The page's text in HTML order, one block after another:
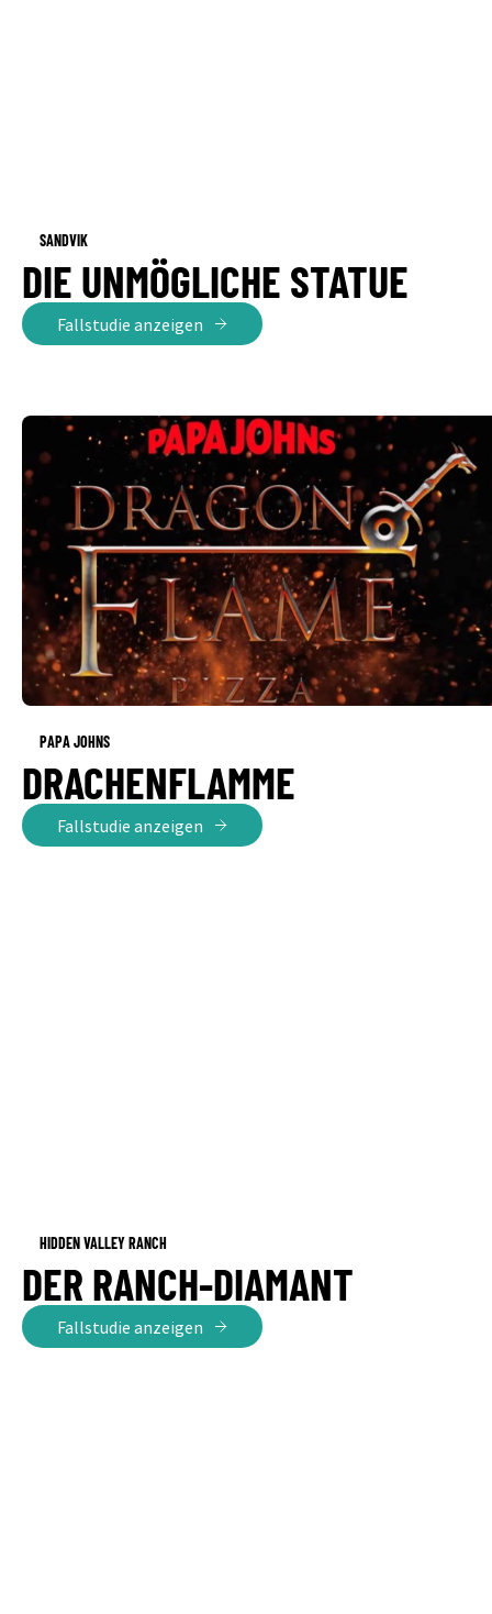
SANDVIK
DIE UNMÖGLICHE STATUE
Fallstudie anzeigen
PAPA JOHNS
DRACHENFLAMME
Fallstudie anzeigen
HIDDEN VALLEY RANCH
DER RANCH-DIAMANT
Fallstudie anzeigen